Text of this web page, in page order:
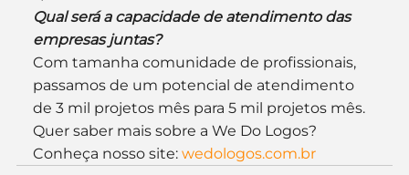
Qual será a capacidade de atendimento das
empresas juntas?
Com tamanha comunidade de profissionais,
passamos de um potencial de atendimento
de 3 mil projetos mês para 5 mil projetos mês.
Quer saber mais sobre a We Do Logos?
Conheça nosso site: wedologos.com.br